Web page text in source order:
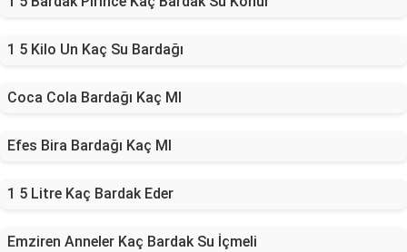
1 5 Kilo Un Kaç Su Bardağı
Coca Cola Bardağı Kaç Ml
Efes Bira Bardağı Kaç Ml
1 5 Litre Kaç Bardak Eder
Emziren Anneler Kaç Bardak Su İçmeli